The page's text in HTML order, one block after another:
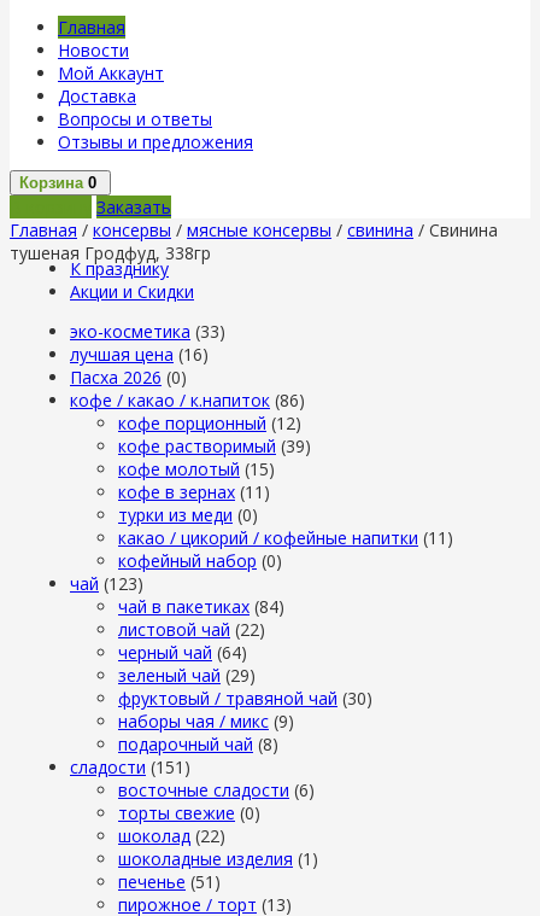
Главная
Новости
Мой Аккаунт
Доставка
Вопросы и ответы
Отзывы и предложения
Корзина 0
Заказать
Главная / консервы / мясные консервы / свинина / Свинина
тушеная Гродфуд, 338гр
К празднику
Акции и Скидки
эко-косметика (33)
лучшая цена (16)
Пасха 2026 (0)
кофе / какао / к.напиток (86)
кофе порционный (12)
кофе растворимый (39)
кофе молотый (15)
кофе в зернах (11)
турки из меди (0)
какао / цикорий / кофейные напитки (11)
кофейный набор (0)
чай (123)
чай в пакетиках (84)
листовой чай (22)
черный чай (64)
зеленый чай (29)
фруктовый / травяной чай (30)
наборы чая / микс (9)
подарочный чай (8)
сладости (151)
восточные сладости (6)
торты свежие (0)
шоколад (22)
шоколадные изделия (1)
печенье (51)
пирожное / торт (13)